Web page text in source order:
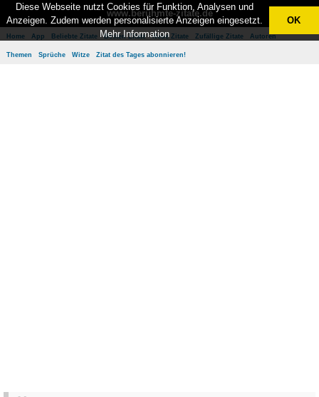
www.berühmte-zitate.de
Home App Beliebte Zitate Besten Zitate Neue Zitate Zufällige Zitate Autoren
Themen Sprüche Witze Zitat des Tages abonnieren!
Diese Webseite nutzt Cookies für Funktion, Analysen und
Anzeigen. Zudem werden personalisierte Anzeigen eingesetzt.
Mehr Information
OK